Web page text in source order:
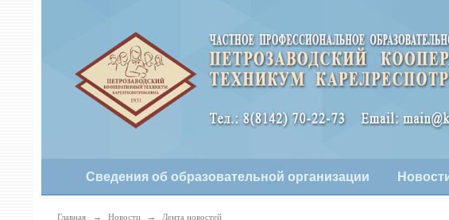
Сведения об образовательной организации
Главная → Новости → Лента новостей